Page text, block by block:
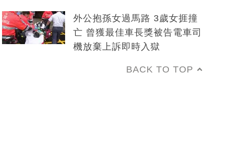
外公抱孫女過馬路 3歲女捱撞
亡 曾獲最佳車長獎被告電車司
機放棄上訴即時入獄
BACK TO TOP